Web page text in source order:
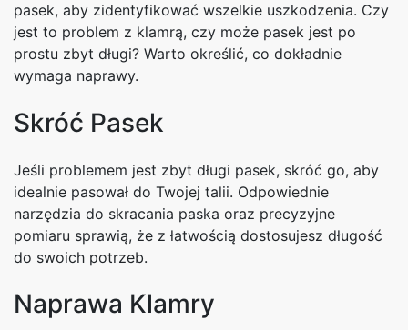
pasek, aby zidentyfikować wszelkie uszkodzenia. Czy
jest to problem z klamrą, czy może pasek jest po
prostu zbyt długi? Warto określić, co dokładnie
wymaga naprawy.
Skróć Pasek
Jeśli problemem jest zbyt długi pasek, skróć go, aby
idealnie pasował do Twojej talii. Odpowiednie
narzędzia do skracania paska oraz precyzyjne
pomiaru sprawią, że z łatwością dostosujesz długość
do swoich potrzeb.
Naprawa Klamry